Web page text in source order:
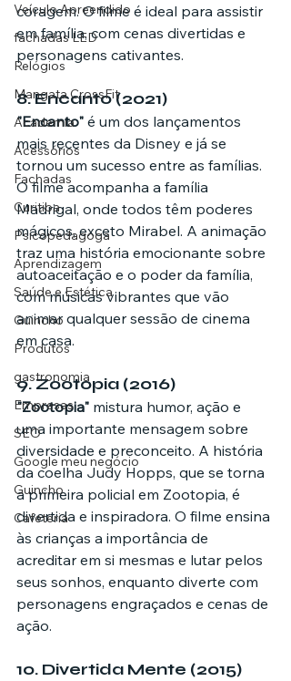
Veículo Apreendido
fachadas LED
Relógios
Mangata CrossFit
Academia
Acessórios
Fachadas
Curitiba
Psicopedagoga
Aprendizagem
Saúde e Estética
Guincho
Produtos
gastronomia
Empresas
SEO
Google meu negócio
Guincho
Cafeteria
coragem. O filme é ideal para assistir
em família, com cenas divertidas e
personagens cativantes.
8. Encanto (2021)
"Encanto" é um dos lançamentos
mais recentes da Disney e já se
tornou um sucesso entre as famílias.
O filme acompanha a família
Madrigal, onde todos têm poderes
mágicos, exceto Mirabel. A animação
traz uma história emocionante sobre
autoaceitação e o poder da família,
com músicas vibrantes que vão
animar qualquer sessão de cinema
em casa.
9. Zootopia (2016)
"Zootopia" mistura humor, ação e
uma importante mensagem sobre
diversidade e preconceito. A história
da coelha Judy Hopps, que se torna
a primeira policial em Zootopia, é
divertida e inspiradora. O filme ensina
às crianças a importância de
acreditar em si mesmas e lutar pelos
seus sonhos, enquanto diverte com
personagens engraçados e cenas de
ação.
10. Divertida Mente (2015)